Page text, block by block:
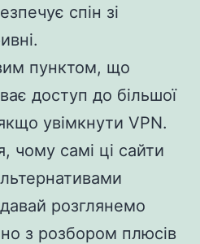
спін зі
пунктом, що
доступ до більшої
якщо увімкнути VPN.
чому самі ці сайти
розглянемо
з розбором плюсів